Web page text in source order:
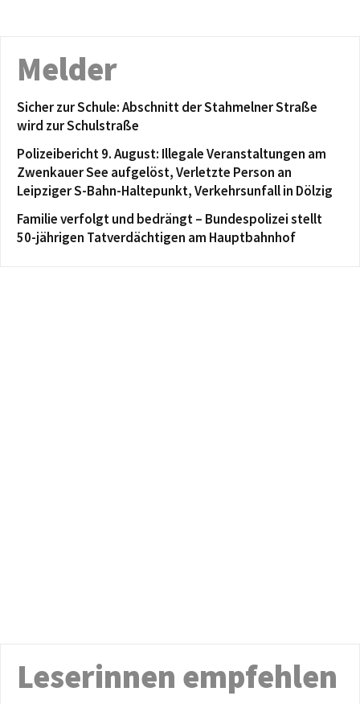
Melder
Sicher zur Schule: Abschnitt der Stahmelner Straße
wird zur Schulstraße
Polizeibericht 9. August: Illegale Veranstaltungen am
Zwenkauer See aufgelöst, Verletzte Person an
Leipziger S-Bahn-Haltepunkt, Verkehrsunfall in Dölzig
Familie verfolgt und bedrängt – Bundespolizei stellt
50-jährigen Tatverdächtigen am Hauptbahnhof
Leserinnen empfehlen